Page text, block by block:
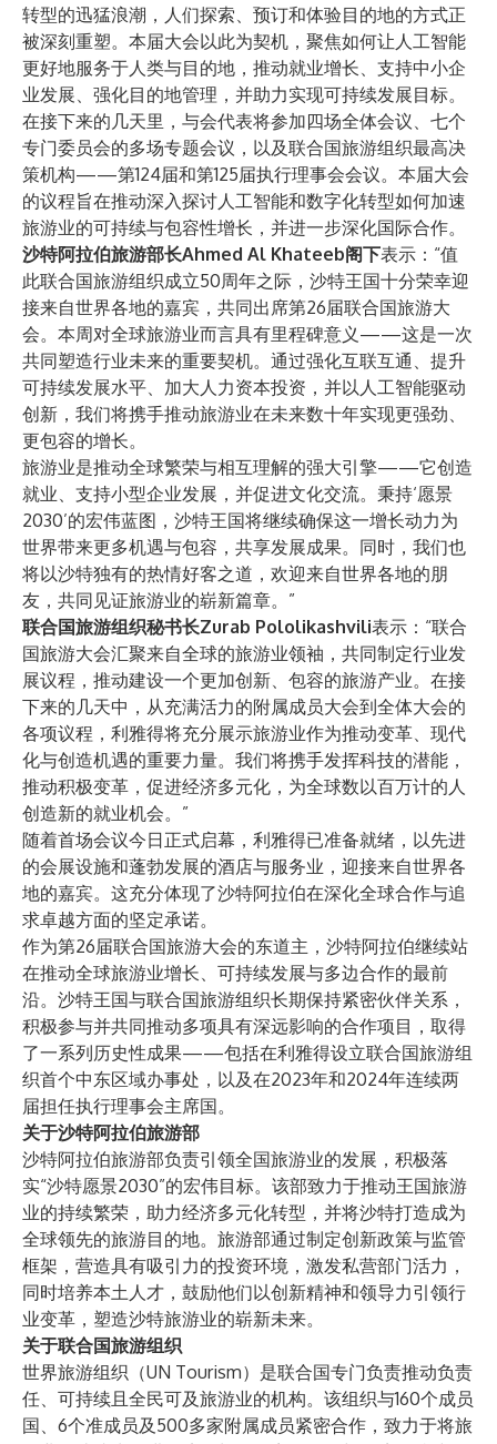
转型的迅猛浪潮，人们探索、预订和体验目的地的方式正
被深刻重塑。本届大会以此为契机，聚焦如何让人工智能
更好地服务于人类与目的地，推动就业增长、支持中小企
业发展、强化目的地管理，并助力实现可持续发展目标。
在接下来的几天里，与会代表将参加四场全体会议、七个
专门委员会的多场专题会议，以及联合国旅游组织最高决
策机构——第124届和第125届执行理事会会议。本届大会
的议程旨在推动深入探讨人工智能和数字化转型如何加速
旅游业的可持续与包容性增长，并进一步深化国际合作。
沙特阿拉伯旅游部长Ahmed Al Khateeb阁下表示：“值
此联合国旅游组织成立50周年之际，沙特王国十分荣幸迎
接来自世界各地的嘉宾，共同出席第26届联合国旅游大
会。本周对全球旅游业而言具有里程碑意义——这是一次
共同塑造行业未来的重要契机。通过强化互联互通、提升
可持续发展水平、加大人力资本投资，并以人工智能驱动
创新，我们将携手推动旅游业在未来数十年实现更强劲、
更包容的增长。
旅游业是推动全球繁荣与相互理解的强大引擎——它创造
就业、支持小型企业发展，并促进文化交流。秉持‘愿景
2030’的宏伟蓝图，沙特王国将继续确保这一增长动力为
世界带来更多机遇与包容，共享发展成果。同时，我们也
将以沙特独有的热情好客之道，欢迎来自世界各地的朋
友，共同见证旅游业的崭新篇章。”
联合国旅游组织秘书长Zurab Pololikashvili表示：“联合
国旅游大会汇聚来自全球的旅游业领袖，共同制定行业发
展议程，推动建设一个更加创新、包容的旅游产业。在接
下来的几天中，从充满活力的附属成员大会到全体大会的
各项议程，利雅得将充分展示旅游业作为推动变革、现代
化与创造机遇的重要力量。我们将携手发挥科技的潜能，
推动积极变革，促进经济多元化，为全球数以百万计的人
创造新的就业机会。”
随着首场会议今日正式启幕，利雅得已准备就绪，以先进
的会展设施和蓬勃发展的酒店与服务业，迎接来自世界各
地的嘉宾。这充分体现了沙特阿拉伯在深化全球合作与追
求卓越方面的坚定承诺。
作为第26届联合国旅游大会的东道主，沙特阿拉伯继续站
在推动全球旅游业增长、可持续发展与多边合作的最前
沿。沙特王国与联合国旅游组织长期保持紧密伙伴关系，
积极参与并共同推动多项具有深远影响的合作项目，取得
了一系列历史性成果——包括在利雅得设立联合国旅游组
织首个中东区域办事处，以及在2023年和2024年连续两
届担任执行理事会主席国。
关于沙特阿拉伯旅游部
沙特阿拉伯旅游部负责引领全国旅游业的发展，积极落
实“沙特愿景2030”的宏伟目标。该部致力于推动王国旅游
业的持续繁荣，助力经济多元化转型，并将沙特打造成为
全球领先的旅游目的地。旅游部通过制定创新政策与监管
框架，营造具有吸引力的投资环境，激发私营部门活力，
同时培养本土人才，鼓励他们以创新精神和领导力引领行
业变革，塑造沙特旅游业的崭新未来。
关于联合国旅游组织
世界旅游组织（UN Tourism）是联合国专门负责推动负责
任、可持续且全民可及旅游业的机构。该组织与160个成员
国、6个准成员及500多家附属成员紧密合作，致力于将旅